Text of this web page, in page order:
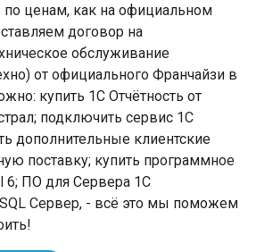
по ценам, как на официальном
договор на
обслуживание
от официального Франчайзи в
купить 1С Отчётность от
подключить сервис 1С
дополнительные клиентские
поставку; купить программное
6; ПО для Сервера 1С
Сервер, - всё это мы поможем